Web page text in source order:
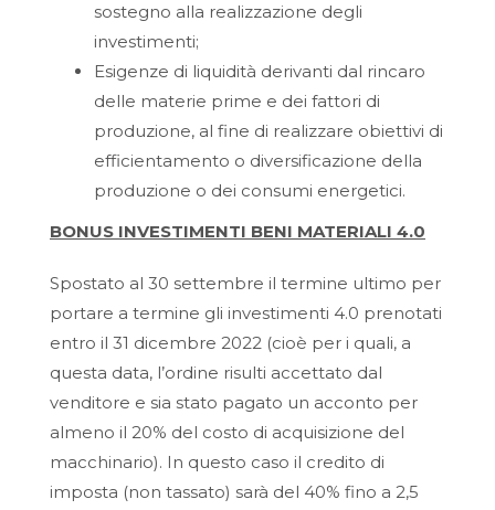
sostegno alla realizzazione degli
investimenti;
Esigenze di liquidità derivanti dal rincaro
delle materie prime e dei fattori di
produzione, al fine di realizzare obiettivi di
efficientamento o diversificazione della
produzione o dei consumi energetici.
BONUS INVESTIMENTI BENI MATERIALI 4.0
Spostato al 30 settembre il termine ultimo per
portare a termine gli investimenti 4.0 prenotati
entro il 31 dicembre 2022 (cioè per i quali, a
questa data, l’ordine risulti accettato dal
venditore e sia stato pagato un acconto per
almeno il 20% del costo di acquisizione del
macchinario). In questo caso il credito di
imposta (non tassato) sarà del 40% fino a 2,5